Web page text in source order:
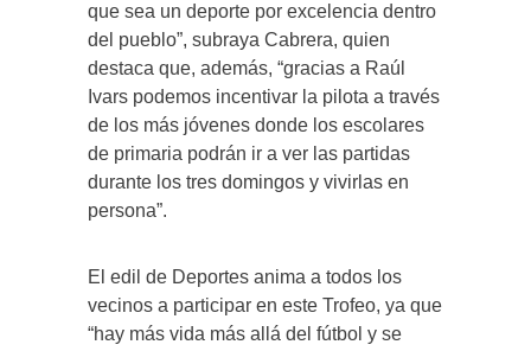
que sea un deporte por excelencia dentro
del pueblo”, subraya Cabrera, quien
destaca que, además, “gracias a Raúl
Ivars podemos incentivar la pilota a través
de los más jóvenes donde los escolares
de primaria podrán ir a ver las partidas
durante los tres domingos y vivirlas en
persona”.
El edil de Deportes anima a todos los
vecinos a participar en este Trofeo, ya que
“hay más vida más allá del fútbol y se